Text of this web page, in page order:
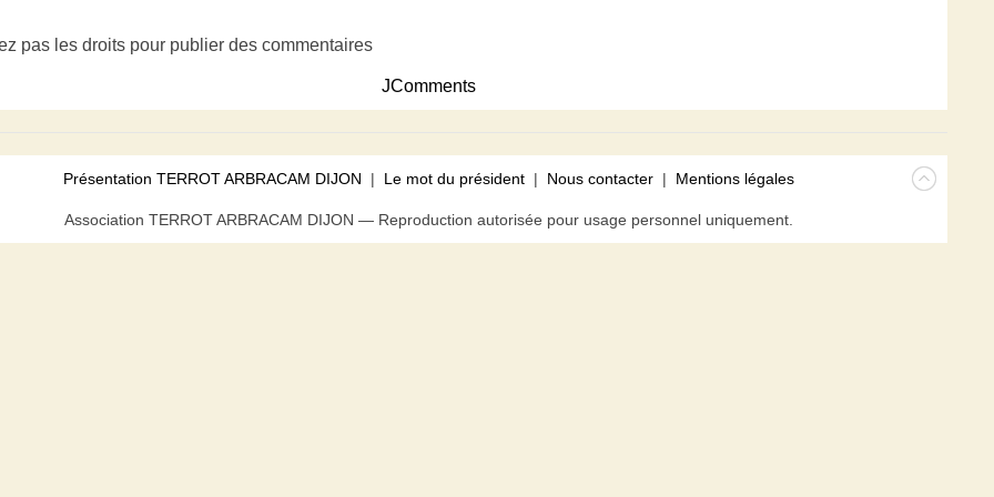
pas les droits pour publier des commentaires
JComments
Présentation TERROT ARBRACAM DIJON | Le mot du président | Nous contacter | Mentions légales
Association TERROT ARBRACAM DIJON — Reproduction autorisée pour usage personnel uniquement.